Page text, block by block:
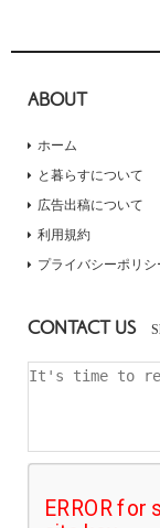
ABOUT
ホーム
と暮らすについて
広告出稿について
利用規約
プライバシーポリシ
CONTACT US